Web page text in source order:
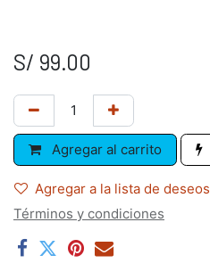
S/ 99.00
Agregar al carrito
Agregar a la lista de deseos
Términos y condiciones